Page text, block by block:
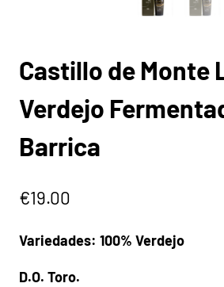
Castillo de Monte
Verdejo
Barrica
€19.00
Variedades: 100% Verdejo
D.O. Toro.